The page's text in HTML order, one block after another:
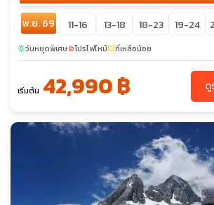
พ.ย. 69 11-16 13-18 18-23 19-24
sunnyวันหยุดพิเศษlocal_fire_departmentโปรไฟไหม้confirmation_numberที่เหลือน้อย
เริ่มต้น 42,990 ฿ ดู